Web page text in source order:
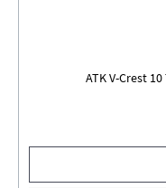
ATK V-Crest